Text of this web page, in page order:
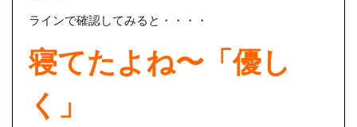
ラインで確認してみると・・・・
寝てたよね〜「優し
く」